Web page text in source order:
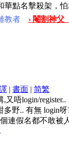
華點名擊殺架，
教者
› 閹割神
| 書面 | 简繁
,又唔login/
多野.. 有無 login
連假名都不敢被